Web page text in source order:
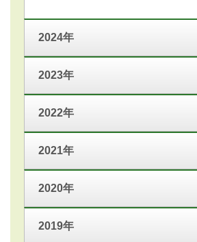
2024年
2023年
2022年
2021年
2020年
2019年